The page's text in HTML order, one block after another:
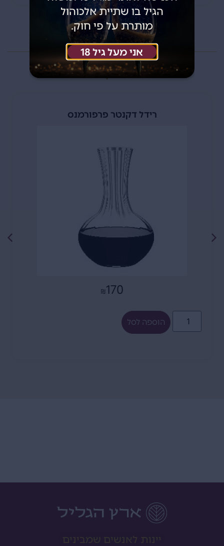
אביזרי יין נלווים
רידל דקנטר פרפורמנס
₪ 170
הוספה לסל
יינות לאנשים שמבינים
הגיל בו שתיית אלכוהול
מותרת על פי חוק.
אני מעל גיל 18